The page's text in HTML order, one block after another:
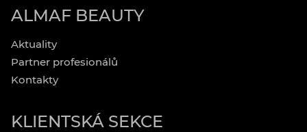
ALMAF BEAUTY
Aktuality
Partner profesionálů
Kontakty
KLIENTSKÁ SEKCE